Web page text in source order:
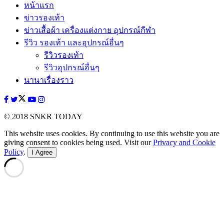
หน้าแรก
ข่าวรองเท้า
ข่าวเสื้อผ้า เครื่องแต่งกาย อุปกรณ์กีฬา
รีวิว รองเท้า และอุปกรณ์อื่นๆ
รีวิวรองเท้า
รีวิวอุปกรณ์อื่นๆ
นานาเรื่องราว
© 2018 SNKR TODAY
This website uses cookies. By continuing to use this website you are
giving consent to cookies being used. Visit ourPrivacy and Cookie
Policy. I Agree